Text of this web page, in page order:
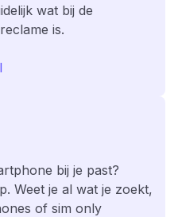
wat bij de
is.
bij je past?
Weet je al wat je zoekt,
of sim only